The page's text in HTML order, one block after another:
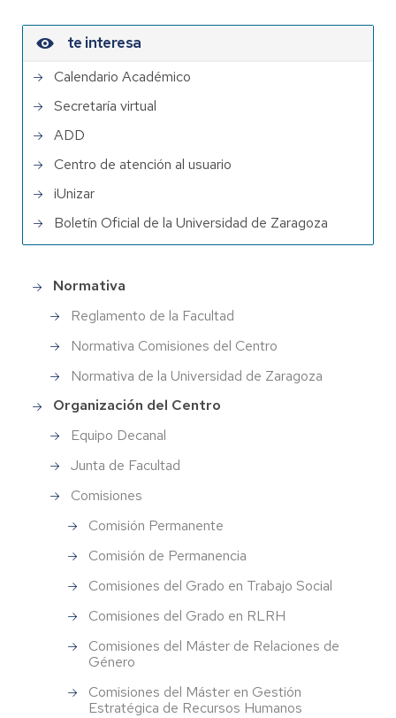
te interesa
Calendario Académico
Secretaría virtual
ADD
Centro de atención al usuario
iUnizar
Boletín Oficial de la Universidad de Zaragoza
Gobierno
Normativa
Reglamento de la Facultad
Normativa Comisiones del Centro
Normativa de la Universidad de Zaragoza
Organización del Centro
Equipo Decanal
Junta de Facultad
Comisiones
Comisión Permanente
Comisión de Permanencia
Comisiones del Grado en Trabajo Social
Comisiones del Grado en RLRH
Comisiones del Máster de Relaciones de
Género
Comisiones del Máster en Gestión
Estratégica de Recursos Humanos